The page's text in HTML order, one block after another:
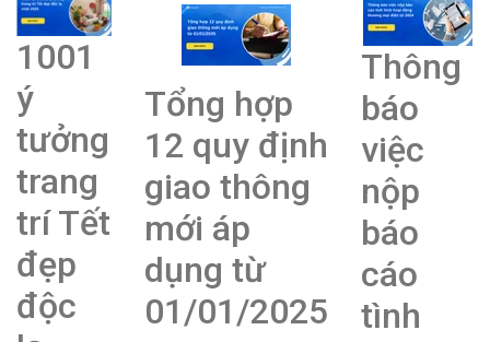
1001
ý
tưởng
trang
trí Tết
đẹp
độc
Tổng hợp
12 quy định
giao thông
mới áp
dụng từ
01/01/2025
Thông
báo
việc
nộp
báo
cáo
tình